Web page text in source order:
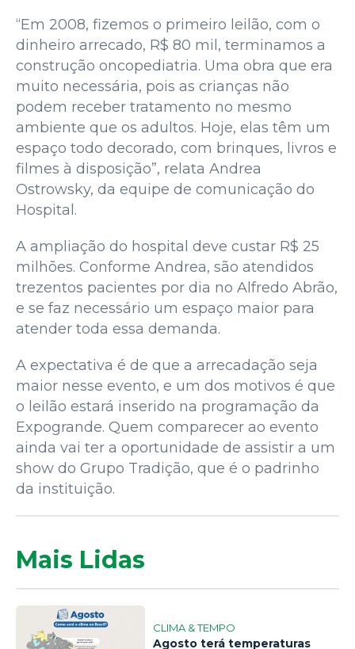
“Em 2008, fizemos o primeiro leilão, com o
dinheiro arrecado, R$ 80 mil, terminamos a
construção oncopediatria. Uma obra que era
muito necessária, pois as crianças não
podem receber tratamento no mesmo
ambiente que os adultos. Hoje, elas têm um
espaço todo decorado, com brinques, livros e
filmes à disposição”, relata Andrea
Ostrowsky, da equipe de comunicação do
Hospital.
A ampliação do hospital deve custar R$ 25
milhões. Conforme Andrea, são atendidos
trezentos pacientes por dia no Alfredo Abrão,
e se faz necessário um espaço maior para
atender toda essa demanda.
A expectativa é de que a arrecadação seja
maior nesse evento, e um dos motivos é que
o leilão estará inserido na programação da
Expogrande. Quem comparecer ao evento
ainda vai ter a oportunidade de assistir a um
show do Grupo Tradição, que é o padrinho
da instituição.
Mais Lidas
CLIMA & TEMPO
Agosto terá temperaturas